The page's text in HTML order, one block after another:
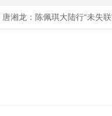
龙：陈佩琪大陆行“未失联”